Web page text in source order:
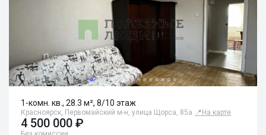
1-комн. кв., 28.3 м², 8/10 этаж
Красноярск, Первомайский м-н, улица Щорса, 85а 📍 На карте
4 500 000 ₽